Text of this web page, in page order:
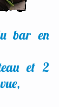
bar en
et 2